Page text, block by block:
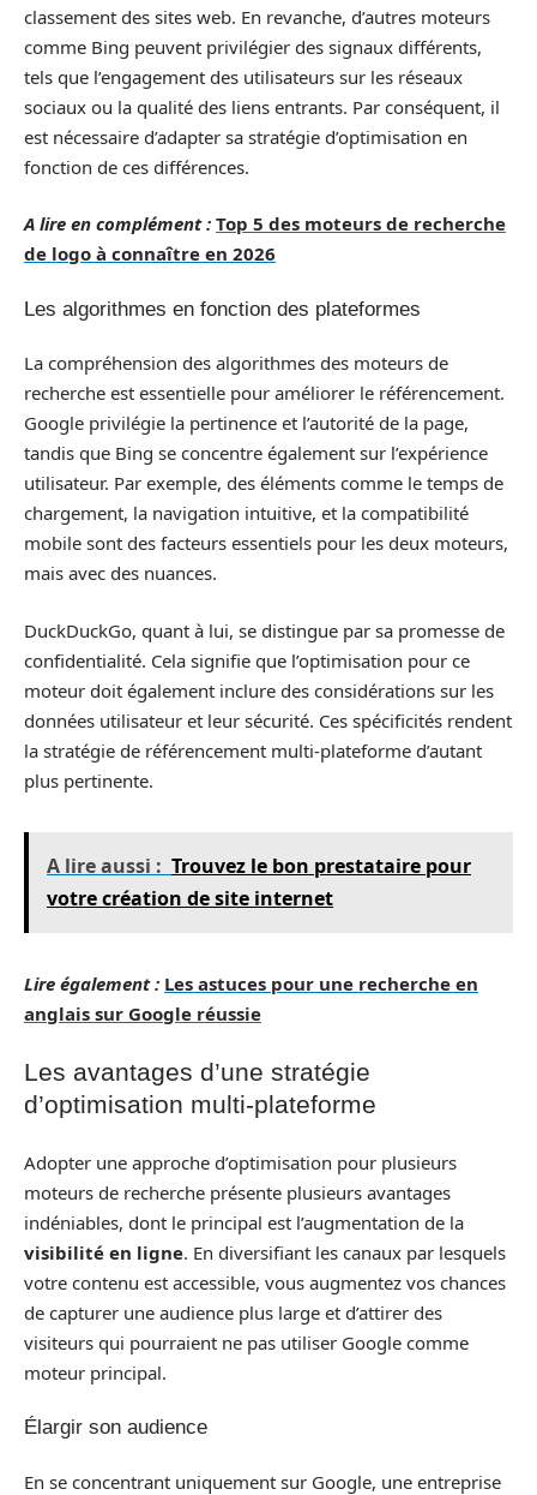
classement des sites web. En revanche, d’autres moteurs
comme Bing peuvent privilégier des signaux différents,
tels que l’engagement des utilisateurs sur les réseaux
sociaux ou la qualité des liens entrants. Par conséquent, il
est nécessaire d’adapter sa stratégie d’optimisation en
fonction de ces différences.
A lire en complément : Top 5 des moteurs de recherche
de logo à connaître en 2026
Les algorithmes en fonction des plateformes
La compréhension des algorithmes des moteurs de
recherche est essentielle pour améliorer le référencement.
Google privilégie la pertinence et l’autorité de la page,
tandis que Bing se concentre également sur l’expérience
utilisateur. Par exemple, des éléments comme le temps de
chargement, la navigation intuitive, et la compatibilité
mobile sont des facteurs essentiels pour les deux moteurs,
mais avec des nuances.
DuckDuckGo, quant à lui, se distingue par sa promesse de
confidentialité. Cela signifie que l’optimisation pour ce
moteur doit également inclure des considérations sur les
données utilisateur et leur sécurité. Ces spécificités rendent
la stratégie de référencement multi-plateforme d’autant
plus pertinente.
A lire aussi : Trouvez le bon prestataire pour
votre création de site internet
Lire également : Les astuces pour une recherche en
anglais sur Google réussie
Les avantages d’une stratégie
d’optimisation multi-plateforme
Adopter une approche d’optimisation pour plusieurs
moteurs de recherche présente plusieurs avantages
indéniables, dont le principal est l’augmentation de la
visibilité en ligne. En diversifiant les canaux par lesquels
votre contenu est accessible, vous augmentez vos chances
de capturer une audience plus large et d’attirer des
visiteurs qui pourraient ne pas utiliser Google comme
moteur principal.
Élargir son audience
En se concentrant uniquement sur Google, une entreprise